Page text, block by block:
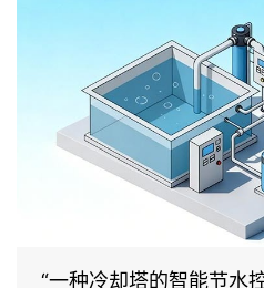
“一种冷却塔的智能节水